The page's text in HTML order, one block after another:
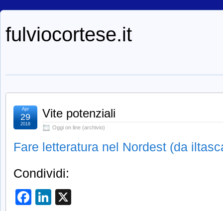
fulviocortese.it
Vite potenziali
Oggi on line (archivio)
Apr
29
2018
Fare letteratura nel Nordest (da
Condividi:
Facebook
LinkedIn